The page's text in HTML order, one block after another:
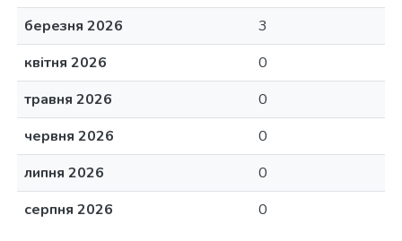
березня 2026
3
квітня 2026
0
травня 2026
0
червня 2026
0
липня 2026
0
серпня 2026
0